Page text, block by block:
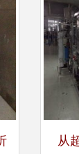
从